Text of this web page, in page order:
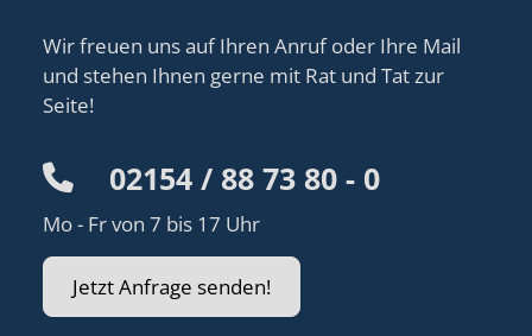
Wir freuen uns auf Ihren Anruf oder Ihre Mail
und stehen Ihnen gerne mit Rat und Tat zur
Seite!
02154 / 88 73 80 - 0
Mo - Fr von 7 bis 17 Uhr
Jetzt Anfrage senden!